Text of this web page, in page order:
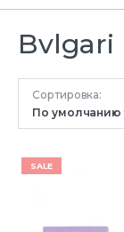
Bvlgari
Сортировка:
SALE